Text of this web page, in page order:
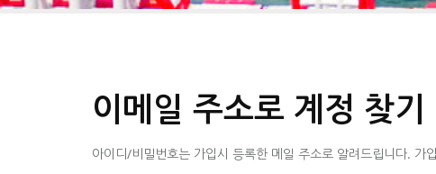
이메일 주소로 계정 찾기
아이디/비밀번호는 가입시 등록한 메일 주소로 알려드립니다.